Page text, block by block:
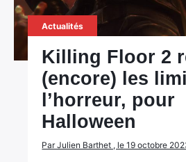
Actualités
Killing Floor 2
(encore) les
l’horreur, pour
Halloween
Par Julien Barthet , le 19 octobre